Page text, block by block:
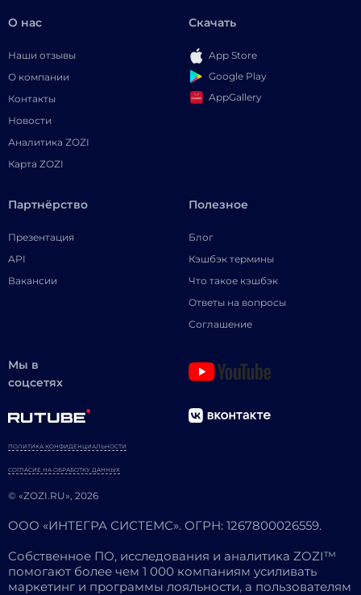
О нас
Наши отзывы
О компании
Контакты
Новости
Аналитика ZOZI
Карта ZOZI
Скачать
App Store
Google Play
AppGallery
Партнёрство
Презентация
API
Вакансии
Полезное
Блог
Кэшбэк термины
Что такое кэшбэк
Ответы на вопросы
Соглашение
Мы в
соцсетях
© «ZOZI.RU», 2026
ПОЛИТИКА КОНФИДЕНЦИАЛЬНОСТИ
СОГЛАСИЕ НА ОБРАБОТКУ ДАННЫХ
ООО «ИНТЕГРА СИСТЕМС». ОГРН: 1267800026559.
Собственное ПО, исследования и аналитика ZOZI™
помогают более чем 1 000 компаниям усиливать
маркетинг и программы лояльности, а пользователям